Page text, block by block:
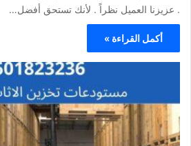
. عزيزنا العميل نظراً . لأنك تستحق أفضل…
أكمل القراءة »